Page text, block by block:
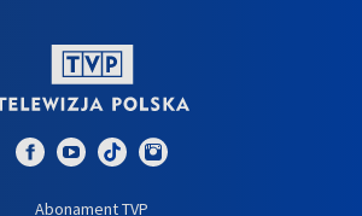
Abonament TVP